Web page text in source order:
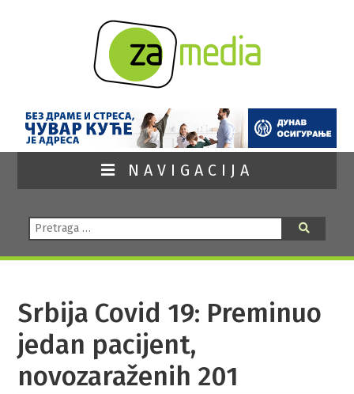
NAVIGACIJA
Pretraga:
Srbija Covid 19: Preminuo
jedan pacijent,
novozaraženih 201